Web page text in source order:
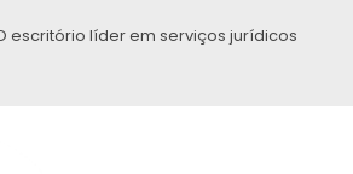
escritório líder em serviços jurídicos